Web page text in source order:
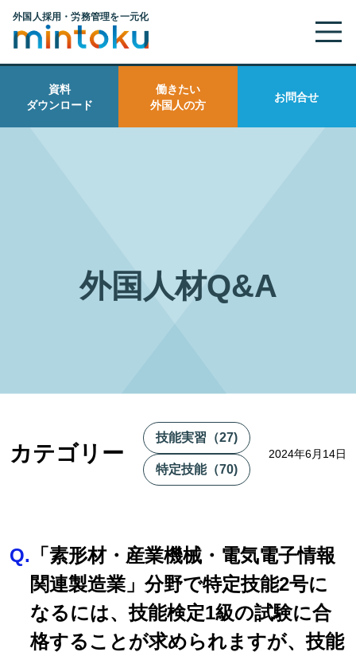
資料
ダウンロード
働きたい
外国人の方
お問合せ
外国人材Q&A
カテゴリー
技能実習（27)
特定技能（70)
2024年6月14日
Q. 「素形材・産業機械・電気電子情報
関連製造業」分野で特定技能2号に
なるには、技能検定1級の試験に合
格することが求められますが、技能